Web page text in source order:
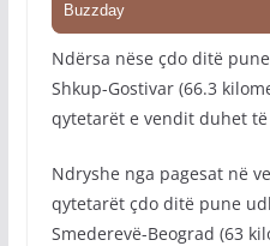
Ndërsa nëse çdo ditë
Shkup-Gostivar (66.3
qytetarët e vendit duhet
Ndryshe nga pagesat në
qytetarët çdo ditë pune
Smederevë-Beograd (63